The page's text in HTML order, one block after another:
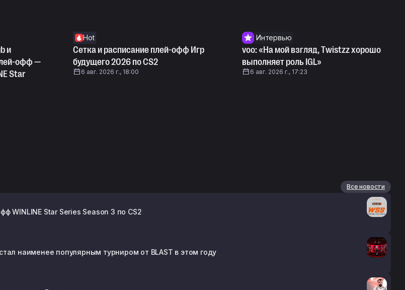
и
офф —
Star
Hot
Сетка и расписание плей-офф Игр
будущего 2026 по CS2
6 авг. 2026 г., 18:00
Интервью
voo: «На мой взгляд, Twistzz хорошо
выполняет роль IGL»
6 авг. 2026 г., 17:23
Все новости
WINLINE Star Series Season 3 по CS2
наименее популярным турниром от BLAST в этом году